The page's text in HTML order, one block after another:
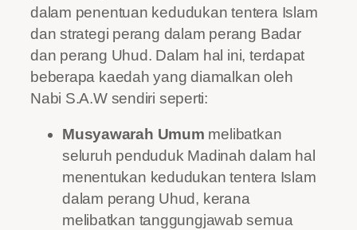
dalam penentuan kedudukan tentera Islam
dan strategi perang dalam perang Badar
dan perang Uhud. Dalam hal ini, terdapat
beberapa kaedah yang diamalkan oleh
Nabi S.A.W sendiri seperti:
Musyawarah Umum melibatkan
seluruh penduduk Madinah dalam hal
menentukan kedudukan tentera Islam
dalam perang Uhud, kerana
melibatkan tanggungjawab semua